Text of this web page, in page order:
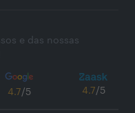
e das nossas
4.7/5 4.7/5